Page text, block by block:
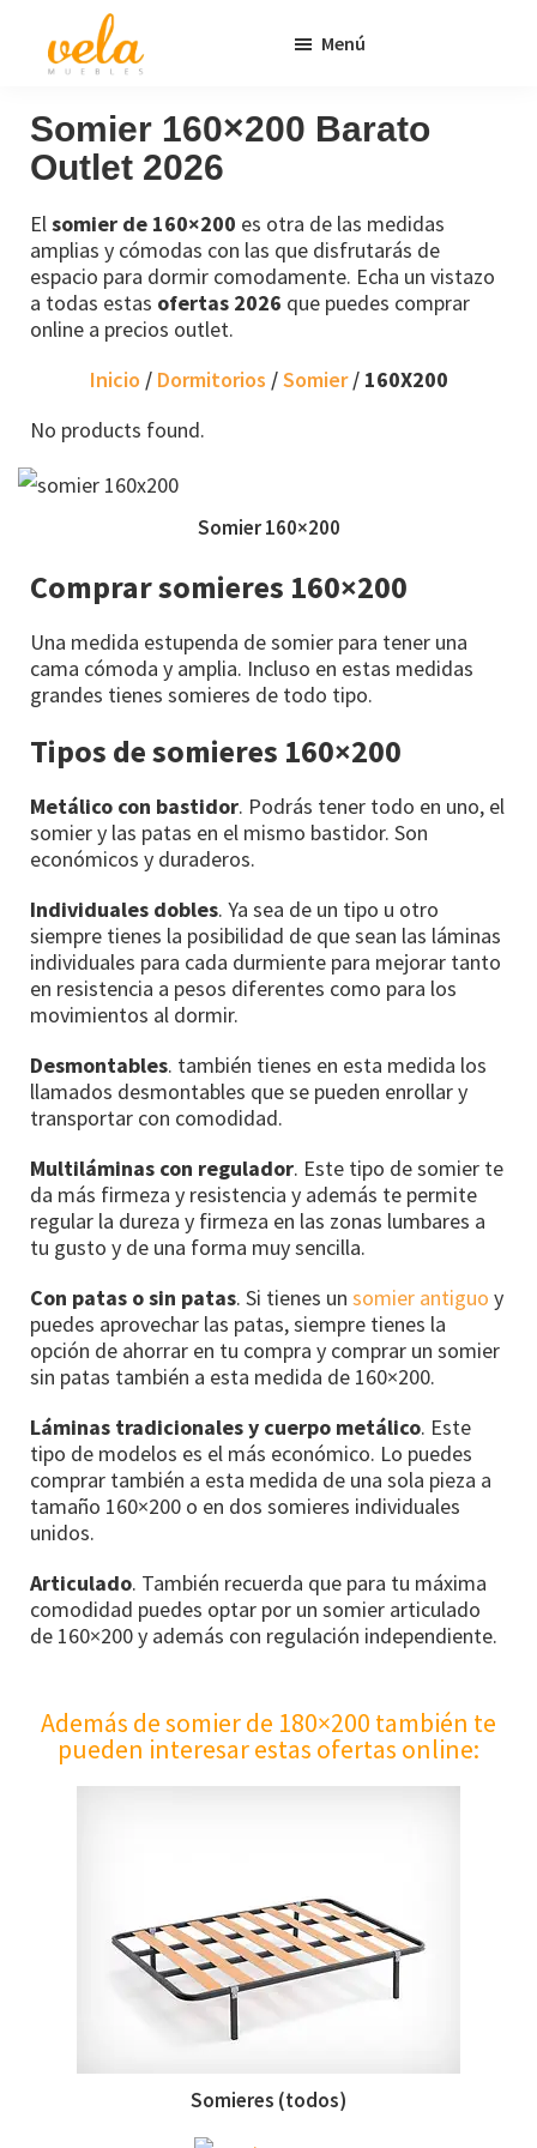
principal
página
Muebles
Baratos
Online
Outlet
Menú
Somier 160×200 Barato
Outlet 2026
El somier de 160×200 es otra de las medidas
amplias y cómodas con las que disfrutarás de
espacio para dormir comodamente. Echa un vistazo
a todas estas ofertas 2026 que puedes comprar
online a precios outlet.
Inicio / Dormitorios /Somier/ 160X200
No products found.
Somier 160×200
Comprar somieres 160×200
Una medida estupenda de somier para tener una
cama cómoda y amplia. Incluso en estas medidas
grandes tienes somieres de todo tipo.
Tipos de somieres 160×200
Metálico con bastidor. Podrás tener todo en uno, el
somier y las patas en el mismo bastidor. Son
económicos y duraderos.
Individuales dobles. Ya sea de un tipo u otro
siempre tienes la posibilidad de que sean las láminas
individuales para cada durmiente para mejorar tanto
en resistencia a pesos diferentes como para los
movimientos al dormir.
Desmontables. también tienes en esta medida los
llamados desmontables que se pueden enrollar y
transportar con comodidad.
Multiláminas con regulador. Este tipo de somier te
da más firmeza y resistencia y además te permite
regular la dureza y firmeza en las zonas lumbares a
tu gusto y de una forma muy sencilla.
Con patas o sin patas. Si tienes un somier antiguo y
puedes aprovechar las patas, siempre tienes la
opción de ahorrar en tu compra y comprar un somier
sin patas también a esta medida de 160×200.
Láminas tradicionales y cuerpo metálico. Este
tipo de modelos es el más económico. Lo puedes
comprar también a esta medida de una sola pieza a
tamaño 160×200 o en dos somieres individuales
unidos.
Articulado. También recuerda que para tu máxima
comodidad puedes optar por un somier articulado
de 160×200 y además con regulación independiente.
Además de somier de 180×200 también te
pueden interesar estas ofertas online:
Somieres (todos)